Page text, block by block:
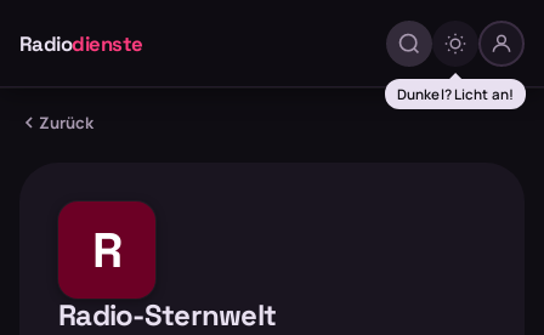
Radiodienste
Dunkel? Licht an!
Zurück
R
Radio-Sternwelt